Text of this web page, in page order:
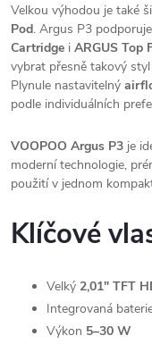
Velkou výhodou je také
Pod. Argus P3 podporuje
Cartridge i ARGUS Top
vybrat přesně takový
Plynule nastavitelný
podle individuálních
VOOPOO Argus P3 je
moderní technologie,
použití v jednom
Klíčové
Velký 2,01" TFT
Integrovaná
Výkon 5–30 W